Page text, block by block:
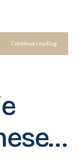
Continue reading